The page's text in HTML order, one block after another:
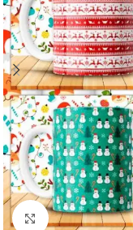
Click to enlarge